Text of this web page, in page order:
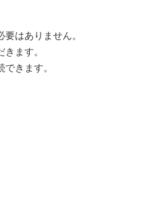
はありません。
ます。
きます。